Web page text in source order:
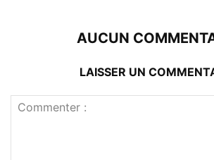
AUCUN
LAISSER UN